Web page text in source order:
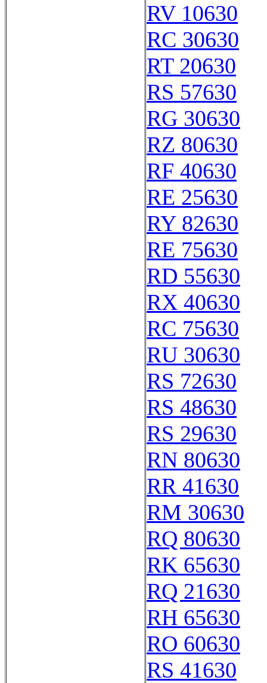
RV 10630
RC 30630
RT 20630
RS 57630
RG 30630
RZ 80630
RF 40630
RE 25630
RY 82630
RE 75630
RD 55630
RX 40630
RC 75630
RU 30630
RS 72630
RS 48630
RS 29630
RN 80630
RR 41630
RM 30630
RQ 80630
RK 65630
RQ 21630
RH 65630
RO 60630
RS 41630